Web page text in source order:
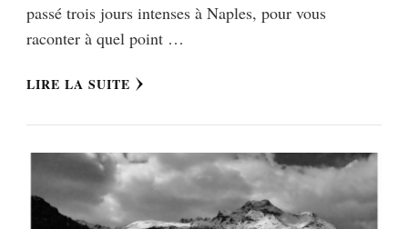
passé trois jours intenses à Naples, pour vous
raconter à quel point …
LIRE LA SUITE